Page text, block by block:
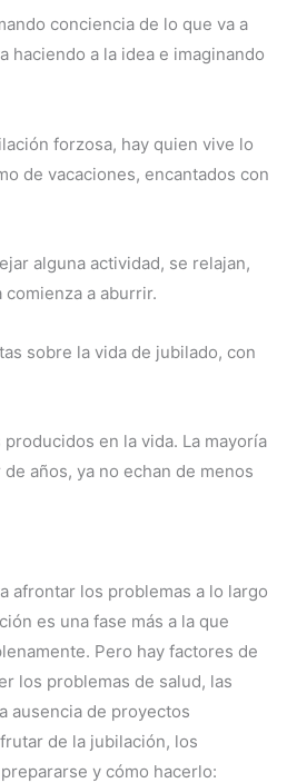
conciencia de lo que va a
haciendo a la idea e imaginando
forzosa, hay quien vive lo
de vacaciones, encantados con
alguna actividad, se relajan,
a aburrir.
sobre la vida de jubilado, con
en la vida. La mayoría
años, ya no echan de menos
afrontar los problemas a lo largo
es una fase más a la que
Pero hay factores de
los problemas de salud, las
ausencia de proyectos
de la jubilación, los
y cómo hacerlo: